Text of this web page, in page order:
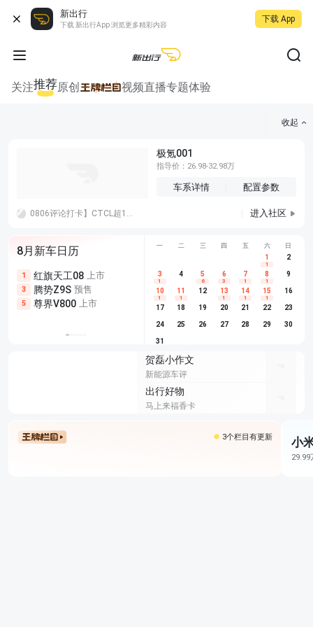
新出行
下载 新出行App 浏览更多精彩内容
下载 App
关注推荐原创 视频直播专题体验
收起
极氪001
指导价：26.98-32.98万
车系详情 配置参数
0806评论打卡】CTCL超1000公里的纯电车，会对新能源渗透率有进一步的拉升吗？肯定啊，续航是王道 进入社区
8月新车日历
1 红旗天工08 上市
3 腾势Z9S 预售
5 尊界V800 上市
尊界V680 上市
享界G9 预售
别克至境L7 预售
埃安
长城H10
深蓝S05
一 二 三 四 五 六 日
1
1
2
3
1
4 5
6
6
3
7
1
8
1
9
10
1
11
1
12 13
1
14
1
15
1
16
17 18 19 20 21 22 23
24 25 26 27 28 29 30
31
贺磊小作文
新能源车评
出行好物
马上来福香卡
3个栏目有更新 小
29.99